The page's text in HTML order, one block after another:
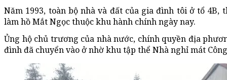
Năm 1993, toàn bộ nhà và đất của gia đình tôi ở tổ
làm hồ Mắt Ngọc thuộc khu hành chính ngày nay.
Ủng hộ chủ trương của nhà nước, chính quyền địa
đình đã chuyển vào ở nhờ khu tập thể Nhà nghỉ mát